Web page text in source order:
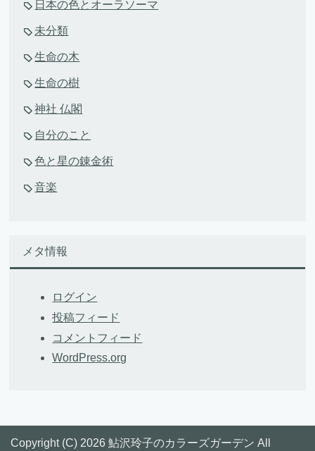
日本の色とオーラソーマ
未分類
生命の木
生命の樹
神社 仏閣
自分のこと
色と星の錬金術
音楽
メタ情報
ログイン
投稿フィード
コメントフィード
WordPress.org
Copyright (C) 2026 鮎沢玲子のカラーズガーデン All